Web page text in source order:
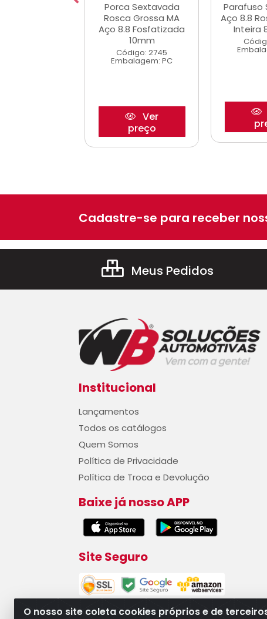
Porca Sextavada
Rosca Grossa MA
Aço 8.8 Fosfatizada
10mm
Código: 2745
Embalagem: PC
Ver
preço
Parafuso
Aço 8.8
Inteira
O nosso site coleta cookies próprios e de
Cadastre-se para receber
Meus Pedidos
Institucional
Lançamentos
Todos os catálogos
Quem Somos
Política de Privacidade
Política de Troca e Devolução
Baixe já nosso APP
Site Seguro